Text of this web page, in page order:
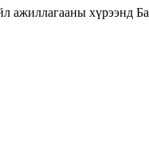
хүрээнд